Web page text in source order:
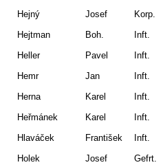
Hejný
Josef Korp.
Hejtman
Boh. Inft.
Heller
Pavel Inft.
Hemr
Jan Inft.
Herna
Karel Inft.
Heřmánek
Karel Inft.
Hlaváček
František Inft.
Holek
Josef Gefrt.